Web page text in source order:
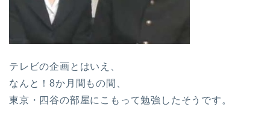
テレビの企画とはいえ、
なんと！8か月間もの間、
東京・四谷の部屋にこもって勉強したそうです。